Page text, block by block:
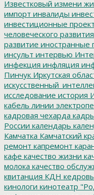
Известковый измени
импорт инвалиды
инвестиционные
человеческого развития
развитие иностранные
инсульт интервью
инфекция инфляция
Пинчук Иркутская
исследование история
кабель линии
кадровая чехарда
России календарь
Камчатка Камчатский
ремонт капремонт
кафе качество жизни
молока качество
квитанция КДН
кинологи кинотеатр